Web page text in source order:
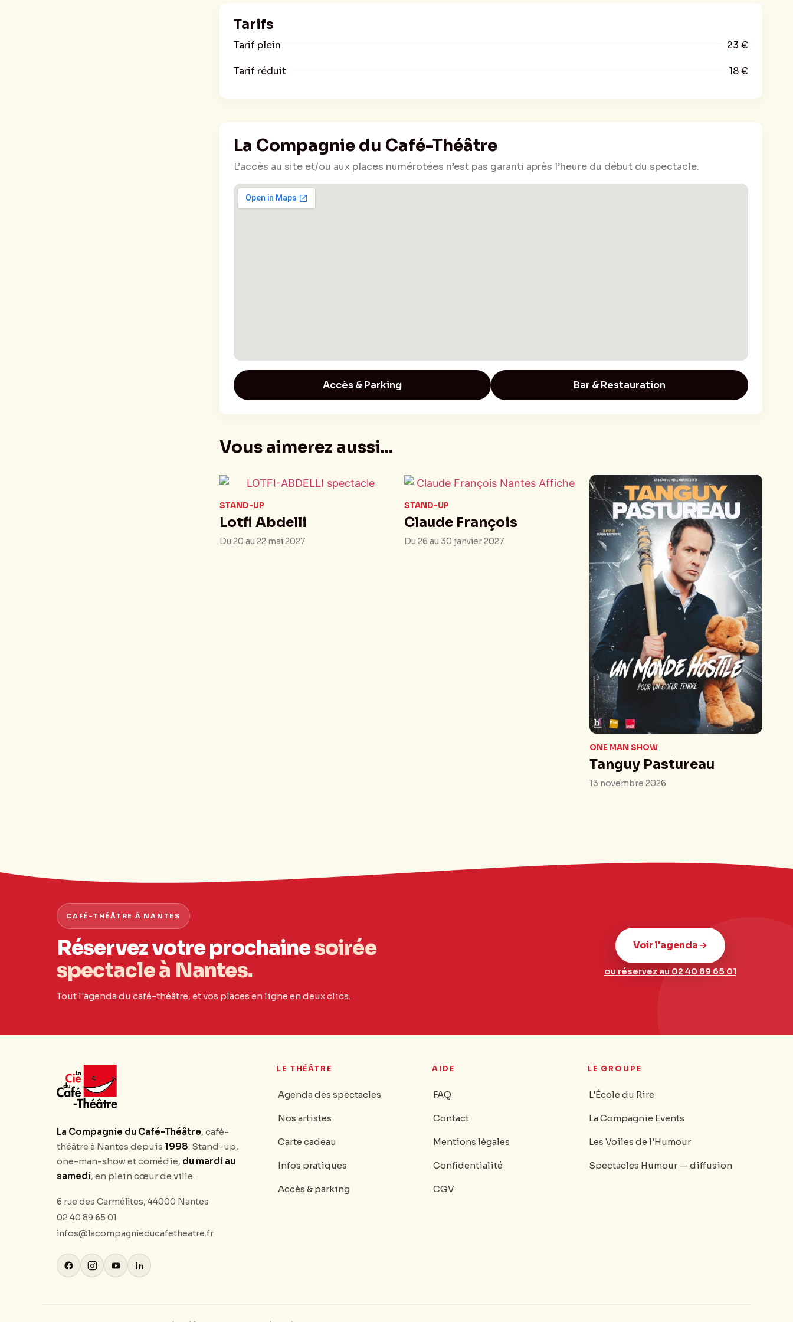
Tarifs
Tarif plein 23 €
Tarif réduit 18 €
La Compagnie du Café-Théâtre
L’accès au site et/ou aux places numérotées n’est pas garanti après l’heure du début du spectacle.
Accès & Parking Bar & Restauration
Vous aimerez aussi...
STAND-UP
Lotfi Abdelli
Du 20 au 22 mai 2027
STAND-UP
Claude François
Du 26 au 30 janvier 2027
ONE MAN SHOW
Tanguy Pastureau
13 novembre 2026
CAFÉ-THÉÂTRE À NANTES
Réservez votre prochainesoirée
spectacle à Nantes.
Tout l'agenda du café-théâtre, et vos places en ligne en deux clics.
Voir l'agenda
ou réservez au 02 40 89 65 01
La Compagnie du Café-Théâtre, café-
théâtre à Nantes depuis 1998. Stand-up,
one-man-show et comédie, du mardi au
samedi, en plein cœur de ville.
6 rue des Carmélites, 44000 Nantes
02 40 89 65 01
infos@lacompagnieducafetheatre.fr
LE THÉÂTRE
Agenda des spectacles
Nos artistes
Carte cadeau
Infos pratiques
Accès & parking
AIDE
FAQ
Contact
Mentions légales
Confidentialité
CGV
LE GROUPE
L'École du Rire
La Compagnie Events
Les Voiles de l'Humour
Spectacles Humour — diffusion